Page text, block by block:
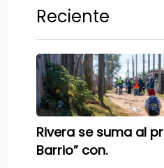
Reciente
Rivera se suma al
Barrio” con.